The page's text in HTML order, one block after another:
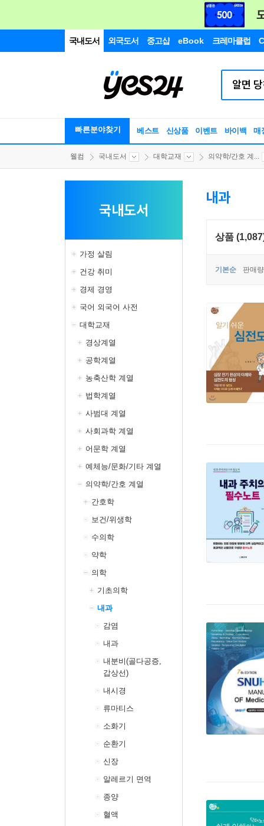
국내도서 외국도서 중고샵 eBook 크레마클럽
빠른분야찾기 베스트 신상품 이벤트 바이백 매
웰컴 국내도서 대학교재 의약학/간호 계...
국내도서
가정 살림
건강 취미
경제 경영
국어 외국어 사전
대학교재
경상계열
공학계열
농축산학 계열
법학계열
사범대 계열
사회과학 계열
어문학 계열
예체능/문화/기타 계열
의약학/간호 계열
간호학
보건/위생학
수의학
약학
의학
기초의학
내과
감염
내과
내분비(골다공증,
갑상선)
내시경
류마티스
소화기
순환기
신장
알레르기 면역
종양
혈액
내과
상품
기본순 판매